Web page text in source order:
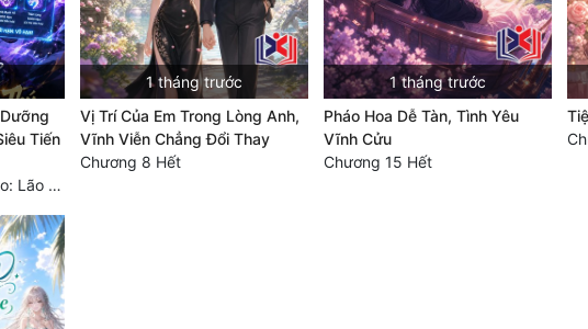
Tiến
Chương 431 Đái Vũ Hạo: Lão tử phản rồi! (Toàn thư hoàn)
1 tháng trước
Vị Trí Của Em Trong Lòng Anh,
Vĩnh Viễn Chẳng Đổi Thay
Chương 8 Hết
1 tháng trước
Pháo Hoa Dễ Tàn, Tình Yêu
Vĩnh Cửu
Chương 15 Hết